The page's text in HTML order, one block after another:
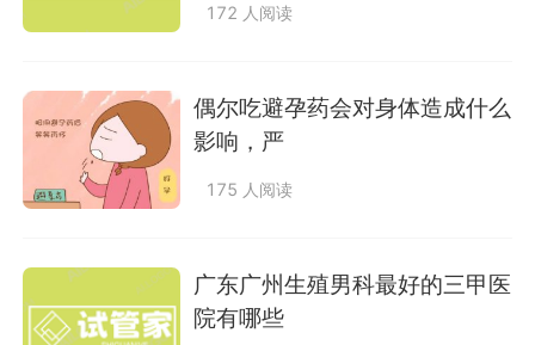
172 人阅读
偶尔吃避孕药会对身体造成什么
影响，严
175 人阅读
广东广州生殖男科最好的三甲医
院有哪些